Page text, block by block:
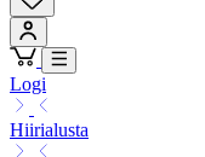
Logi
Hiirialusta